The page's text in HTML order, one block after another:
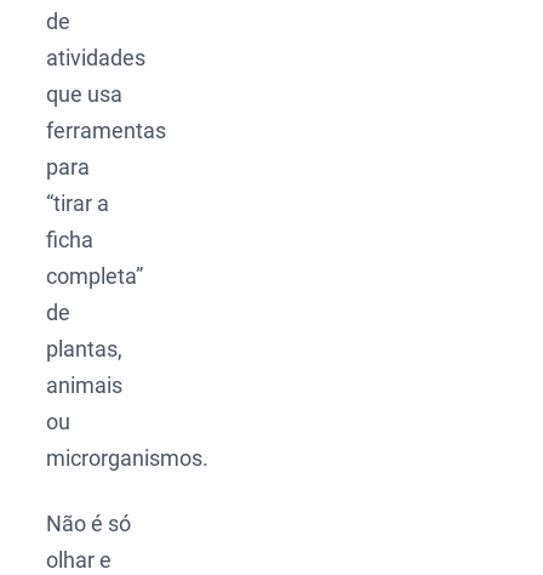
de
atividades
que usa
ferramentas
para
“tirar a
ficha
completa”
de
plantas,
animais
ou
microrganismos.
Não é só
olhar e